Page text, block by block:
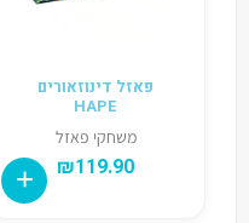
פאזל דינוזאורים
HAPE
משחקי פאזל
₪119.90